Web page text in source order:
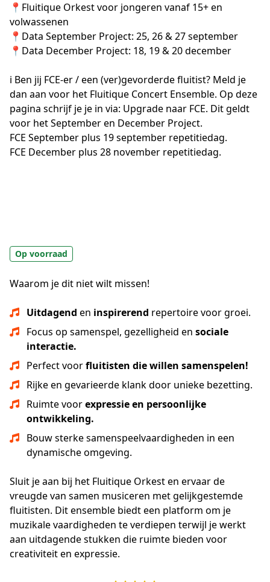
📍Fluitique Orkest voor jongeren vanaf 15+ en
volwassenen
📍 Data September Project: 25, 26 & 27 september
📍 Data December Project: 18, 19 & 20 december
ℹ️ Ben jij FCE-er / een (ver)gevorderde fluitist? Meld je
dan aan voor het Fluitique Concert Ensemble. Op deze
pagina schrijf je je in via: Upgrade naar FCE. Dit geldt
voor het September en December Project.
FCE September plus 19 september repetitiedag.
FCE December plus 28 november repetitiedag.
Op voorraad
Waarom je dit niet wilt missen!
Uitdagend en inspirerend repertoire voor groei.
Focus op samenspel, gezelligheid en sociale
interactie.
Perfect voorfluitisten die willen samenspelen!
Rijke en gevarieerde klank door unieke bezetting.
Ruimte voorexpressie en persoonlijke
ontwikkeling.
Bouw sterke samenspeelvaardigheden in een
dynamische omgeving.
Sluit je aan bij het Fluitique Orkest en ervaar de
vreugde van samen musiceren met gelijkgestemde
fluitisten. Dit ensemble biedt een platform om je
muzikale vaardigheden te verdiepen terwijl je werkt
aan uitdagende stukken die ruimte bieden voor
creativiteit en expressie.